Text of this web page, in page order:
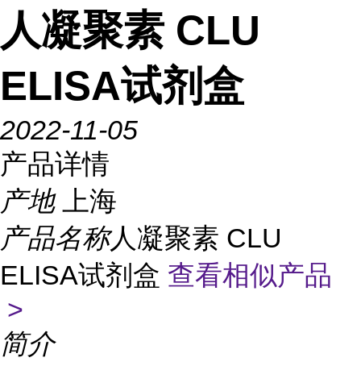
人凝聚素 CLU
ELISA试剂盒
2022-11-05
产品详情
产地
上海
产品名称人凝聚素 CLU
ELISA试剂盒 查看相似产品
>
简介